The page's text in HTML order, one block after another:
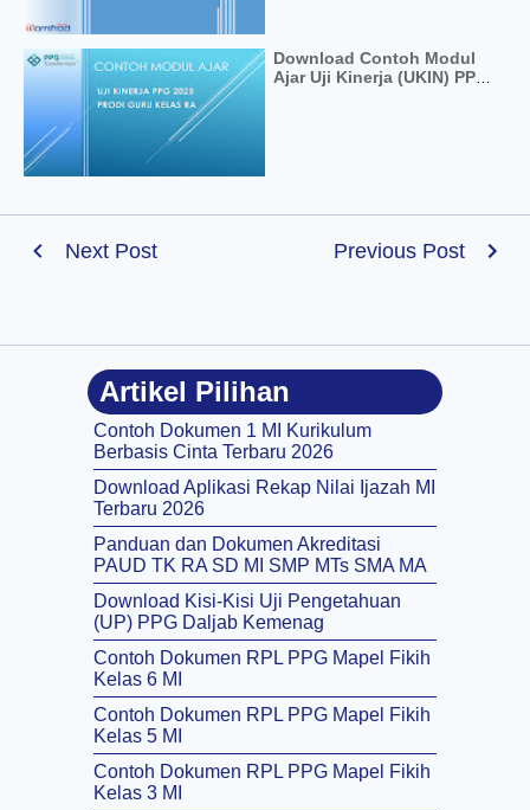
Download Contoh Modul
Ajar Uji Kinerja (UKIN) PPG
Next Post Previous Post
Artikel Pilihan
Contoh Dokumen 1 MI Kurikulum
Berbasis Cinta Terbaru 2026
Download Aplikasi Rekap Nilai Ijazah MI
Terbaru 2026
Panduan dan Dokumen Akreditasi
PAUD TK RA SD MI SMP MTs SMA MA
Download Kisi-Kisi Uji Pengetahuan
(UP) PPG Daljab Kemenag
Contoh Dokumen RPL PPG Mapel Fikih
Kelas 6 MI
Contoh Dokumen RPL PPG Mapel Fikih
Kelas 5 MI
Contoh Dokumen RPL PPG Mapel Fikih
Kelas 3 MI